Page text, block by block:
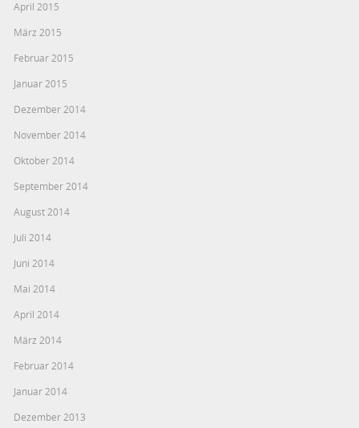
April 2015
März 2015
Februar 2015
Januar 2015
Dezember 2014
November 2014
Oktober 2014
September 2014
August 2014
Juli 2014
Juni 2014
Mai 2014
April 2014
März 2014
Februar 2014
Januar 2014
Dezember 2013